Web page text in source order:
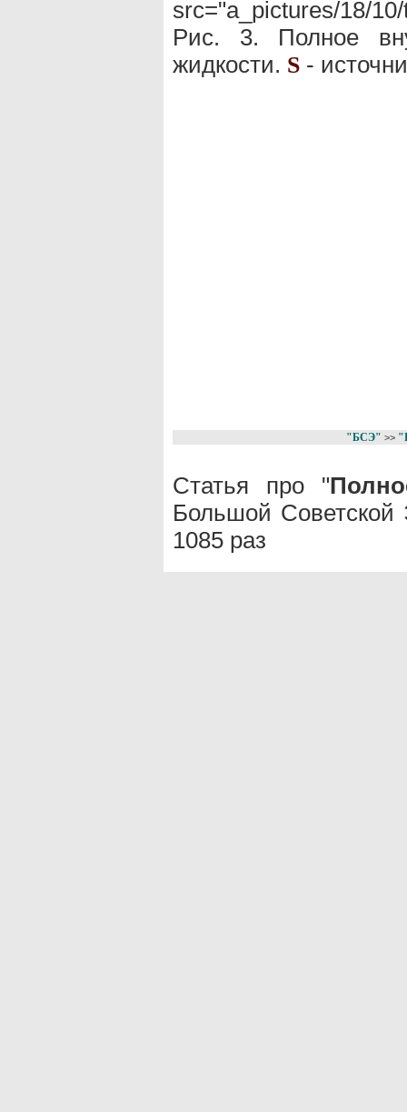
src="a_pictures/18/
Рис. 3. Полное
жидкости. S -
"БСЭ" >>
Статья про "
Большой Советской
1085 раз